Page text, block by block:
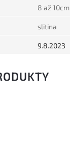
8 až 10cm
slitina
9.8.2023